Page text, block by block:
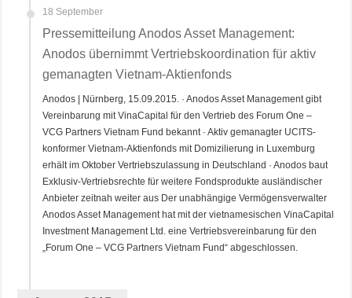
18 September
Pressemitteilung Anodos Asset Management:
Anodos übernimmt Vertriebskoordination für aktiv
gemanagten Vietnam-Aktienfonds
Anodos | Nürnberg, 15.09.2015. · Anodos Asset Management gibt
Vereinbarung mit VinaCapital für den Vertrieb des Forum One –
VCG Partners Vietnam Fund bekannt · Aktiv gemanagter UCITS-
konformer Vietnam-Aktienfonds mit Domizilierung in Luxemburg
erhält im Oktober Vertriebszulassung in Deutschland · Anodos baut
Exklusiv-Vertriebsrechte für weitere Fondsprodukte ausländischer
Anbieter zeitnah weiter aus Der unabhängige Vermögensverwalter
Anodos Asset Management hat mit der vietnamesischen VinaCapital
Investment Management Ltd. eine Vertriebsvereinbarung für den
„Forum One – VCG Partners Vietnam Fund“ abgeschlossen.